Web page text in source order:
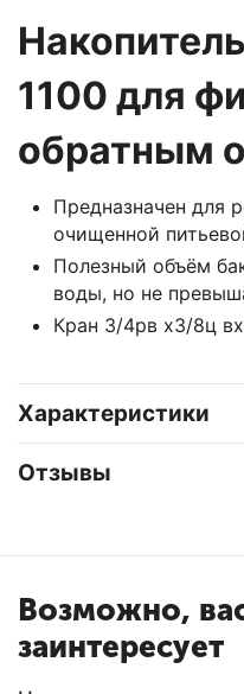
1100 для
обратным
Предназначен для
очищенной
Полезный объём
воды, но не
Кран 3/4рв х3/8ц
Характеристики
Отзывы
Возможно,
заинтересует